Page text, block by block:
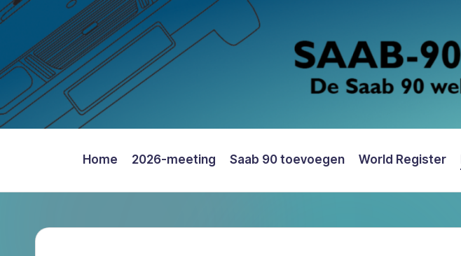
naar
de
inhoud
90
Nederland
Home 2026-meeting Saab 90 toevoegen World Register